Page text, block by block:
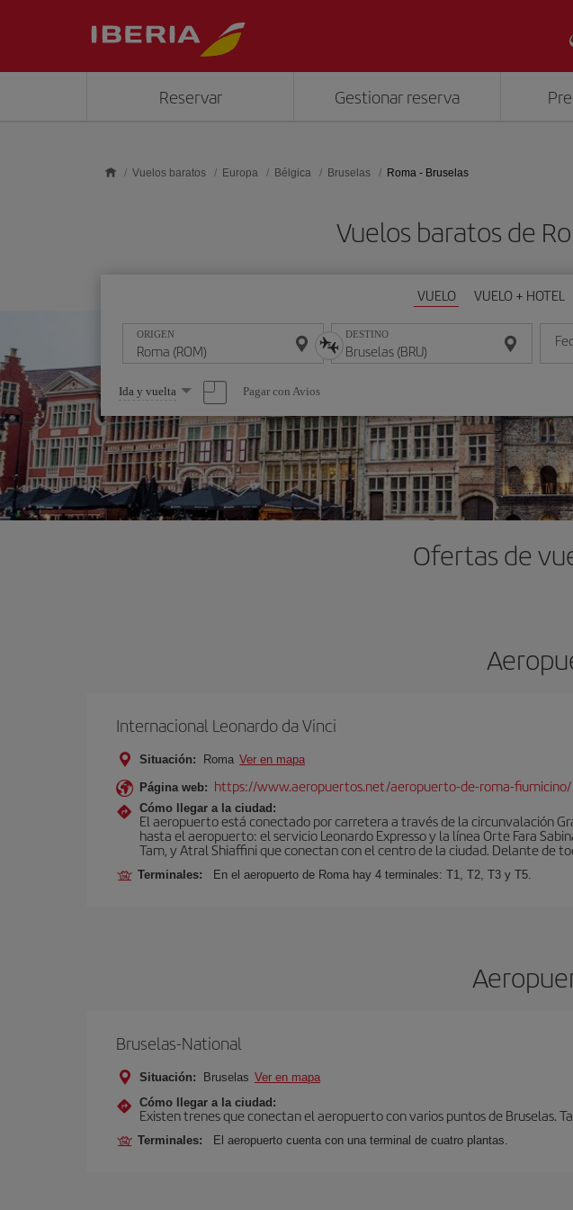
Reservar Gestionar reserva
Vuelos baratos Europa Bélgica Bruselas Roma - Bruselas
Vuelos baratos de
VUELO VUELO + HOTEL
ORIGEN DESTINO
Seleccione
una
opción
Ida y vuelta Pagar con Avios
Ofertas de
Internacional Leonardo da Vinci
Situación: Roma Ver en mapa
Página web: https://www.aeropuertos.net/aeropuerto-de-roma-fiumicino/
Cómo llegar a la ciudad:
El aeropuerto está conectado por carretera a través de la circunvalación
hasta el aeropuerto: el servicio Leonardo Expresso y la línea Orte Fara
Tam, y Atral Shiaffini que conectan con el centro de la ciudad. Delante de
Terminales: En el aeropuerto de Roma hay 4 terminales: T1, T2, T3 y T5.
Bruselas-National
Situación: Bruselas Ver en mapa
Cómo llegar a la ciudad:
Existen trenes que conectan el aeropuerto con varios puntos de
Terminales: El aeropuerto cuenta con una terminal de cuatro plantas.